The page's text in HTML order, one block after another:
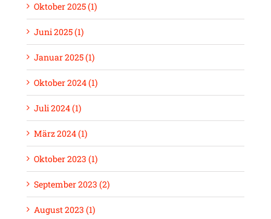
Oktober 2025 (1)
Juni 2025 (1)
Januar 2025 (1)
Oktober 2024 (1)
Juli 2024 (1)
März 2024 (1)
Oktober 2023 (1)
September 2023 (2)
August 2023 (1)